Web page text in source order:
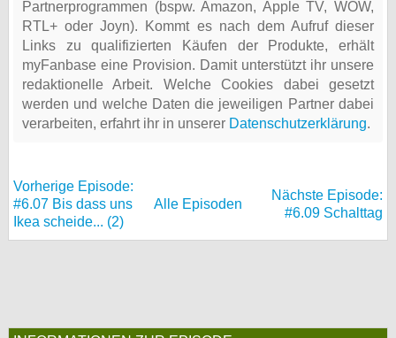
Partnerprogrammen (bspw. Amazon, Apple TV, WOW,
RTL+ oder Joyn). Kommt es nach dem Aufruf dieser
Links zu qualifizierten Käufen der Produkte, erhält
myFanbase eine Provision. Damit unterstützt ihr unsere
redaktionelle Arbeit. Welche Cookies dabei gesetzt
werden und welche Daten die jeweiligen Partner dabei
verarbeiten, erfahrt ihr in unserer Datenschutzerklärung.
Vorherige Episode:
#6.07 Bis dass uns
Ikea scheide... (2)
Alle Episoden
Nächste Episode:
#6.09 Schalttag